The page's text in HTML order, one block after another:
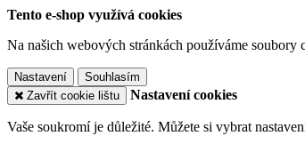
Tento e-shop využívá cookies
Na našich webových stránkách používáme
Nastavení
Souhlasím
Zavřít cookie lištu
Nastavení cookies
Vaše soukromí je důležité. Můžete si vybrat